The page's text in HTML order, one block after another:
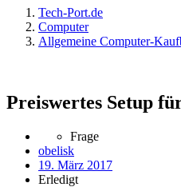
Tech-Port.de
Computer
Allgemeine Computer-
Preiswertes Setup
Frage
obelisk
19. März 2017
Erledigt